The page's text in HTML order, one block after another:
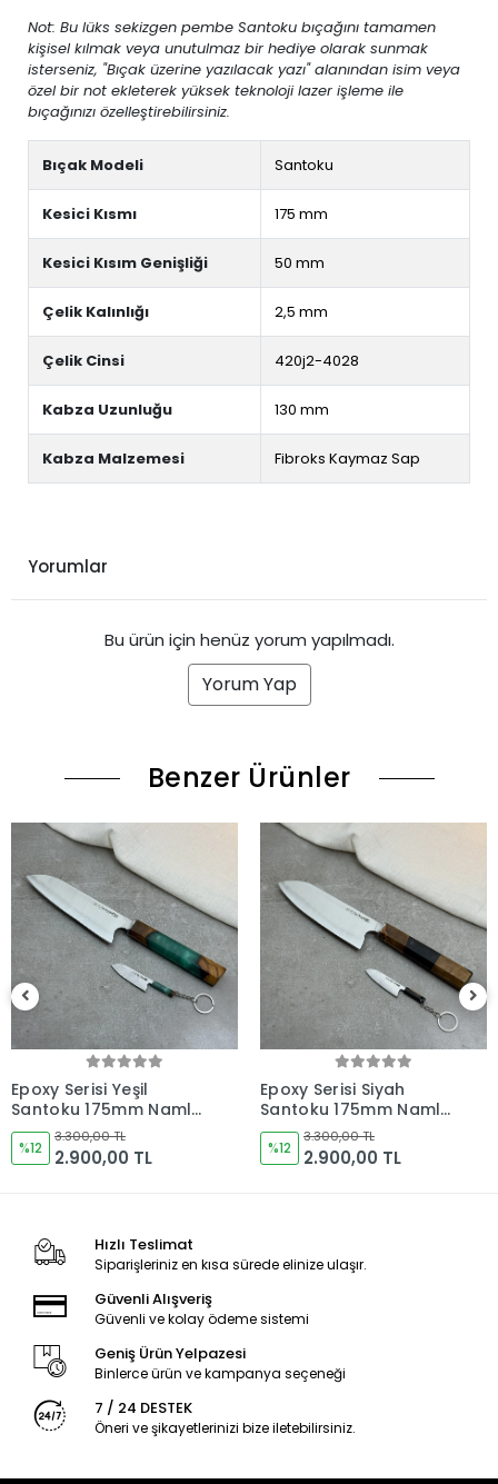
Not: Bu lüks sekizgen pembe Santoku bıçağını tamamen
kişisel kılmak veya unutulmaz bir hediye olarak sunmak
isterseniz, "Bıçak üzerine yazılacak yazı" alanından isim veya
özel bir not ekleterek yüksek teknoloji lazer işleme ile
bıçağınızı özelleştirebilirsiniz.
Bıçak Modeli Santoku
Kesici Kısmı 175 mm
Kesici Kısım Genişliği 50 mm
Çelik Kalınlığı 2,5 mm
Çelik Cinsi 420j2-4028
Kabza Uzunluğu 130 mm
Kabza Malzemesi Fibroks Kaymaz Sap
Yorumlar
Bu ürün için henüz yorum yapılmadı.
Yorum Yap
Benzer Ürünler
Epoxy Serisi Siyah
Santoku 175mm Namlu
- Kocakaya El Yapımı
Şef Bıçakları
%12
3.300,00 TL
2.900,00 TL
Epoxy Serisi Siyah
Santoku 175mm Namlu
- Kocakaya El Yapımı
Şef Bıçakları
%12
3.300,00 TL
2.900,00 TL
Hızlı Teslimat
Siparişleriniz en kısa sürede elinize ulaşır.
Güvenli Alışveriş
Güvenli ve kolay ödeme sistemi
Geniş Ürün Yelpazesi
Binlerce ürün ve kampanya seçeneği
7 / 24 DESTEK
Öneri ve şikayetlerinizi bize iletebilirsiniz.